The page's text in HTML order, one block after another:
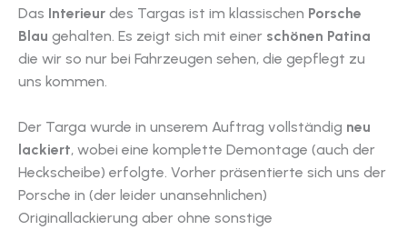
Das Interieur des Targas ist im klassischen Porsche
Blau gehalten. Es zeigt sich mit einer schönen Patina
die wir so nur bei Fahrzeugen sehen, die gepflegt zu
uns kommen.
Der Targa wurde in unserem Auftrag vollständig neu
lackiert, wobei eine komplette Demontage (auch der
Heckscheibe) erfolgte. Vorher präsentierte sich uns der
Porsche in (der leider unansehnlichen)
Originallackierung aber ohne sonstige